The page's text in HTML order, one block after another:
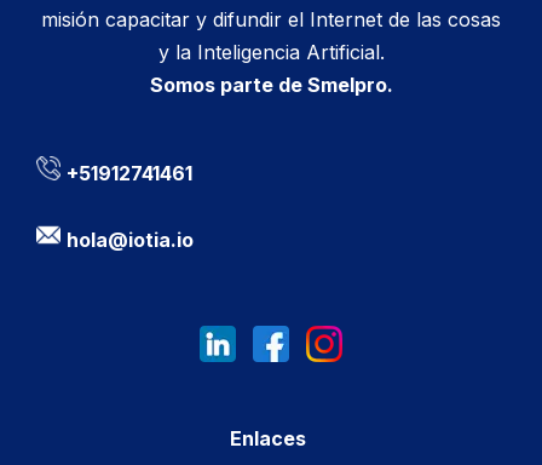
misión capacitar y difundir el Internet de las cosas
y la Inteligencia Artificial.
Somos parte de Smelpro.
+51912741461
hola@iotia.io
Enlaces